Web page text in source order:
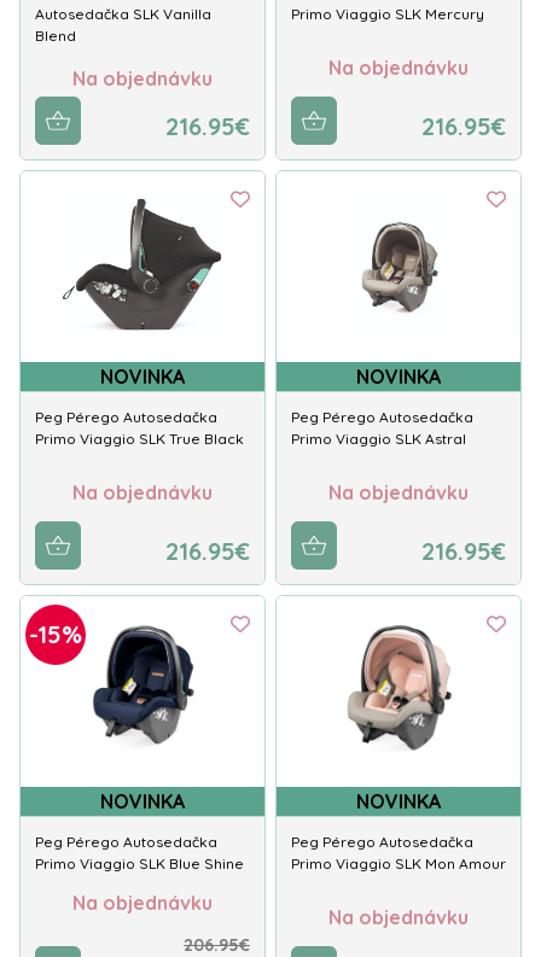
Autosedačka SLK Vanilla
Blend
Na objednávku
216.95€
Primo Viaggio SLK Mercury
Na objednávku
216.95€
NOVINKA
Peg Pérego Autosedačka
Primo Viaggio SLK True Black
Na objednávku
216.95€
NOVINKA
Peg Pérego Autosedačka
Primo Viaggio SLK Astral
Na objednávku
216.95€
-15%
NOVINKA
Peg Pérego Autosedačka
Primo Viaggio SLK Blue Shine
Na objednávku
206.95€
NOVINKA
Peg Pérego Autosedačka
Primo Viaggio SLK Mon Amour
Na objednávku